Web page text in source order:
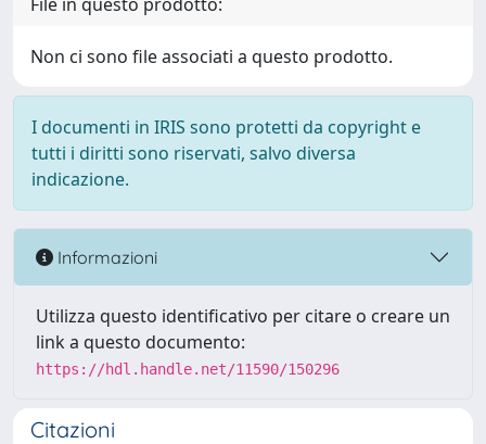
Non ci sono file associati a questo prodotto.
I documenti in IRIS sono protetti da copyright e
tutti i diritti sono riservati, salvo diversa
indicazione.
Informazioni
Utilizza questo identificativo per citare o creare un
link a questo documento:
https://hdl.handle.net/11590/150296
Citazioni